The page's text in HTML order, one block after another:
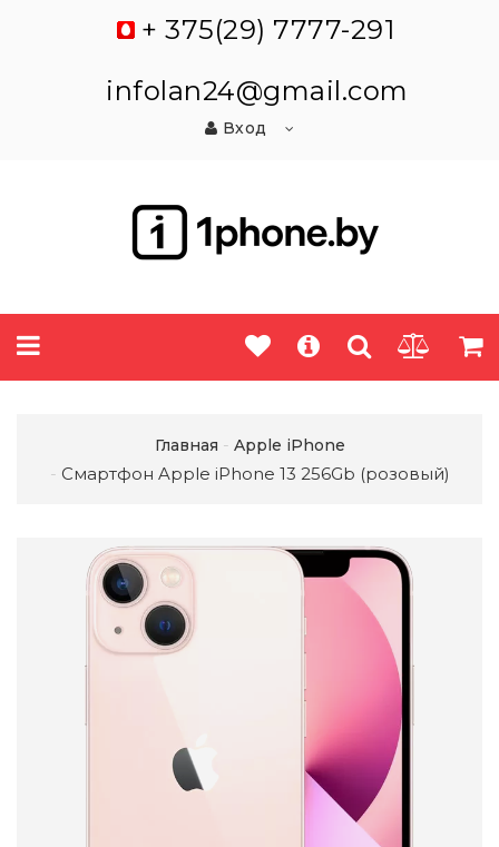
+ 375(29) 7777-291
infolan24@gmail.com
Вход
Главная Apple iPhone
Смартфон Apple iPhone 13 256Gb (розовый)